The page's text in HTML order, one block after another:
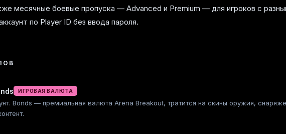
месячные боевые пропуска — Advanced и Premium — для игроков с
по Player ID без ввода пароля.
ИГРОВАЯ ВАЛЮТА
Bonds — премиальная валюта Arena Breakout, тратится на скины оружия,